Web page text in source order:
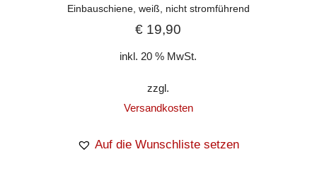
Einbauschiene, weiß, nicht stromführend
€ 19,90
inkl. 20 % MwSt.
zzgl.
Versandkosten
Auf die Wunschliste setzen